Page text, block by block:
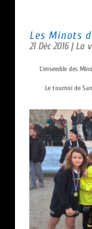
Les Minots
21 Déc 2016| La
L’ensemble des
Le tournoi de